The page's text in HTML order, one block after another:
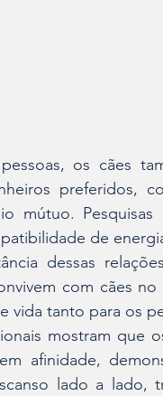
os cães
preferidos,
mútuo.
de
dessas
com cães
vida tanto para os
mostram que
afinidade,
lado a lado,